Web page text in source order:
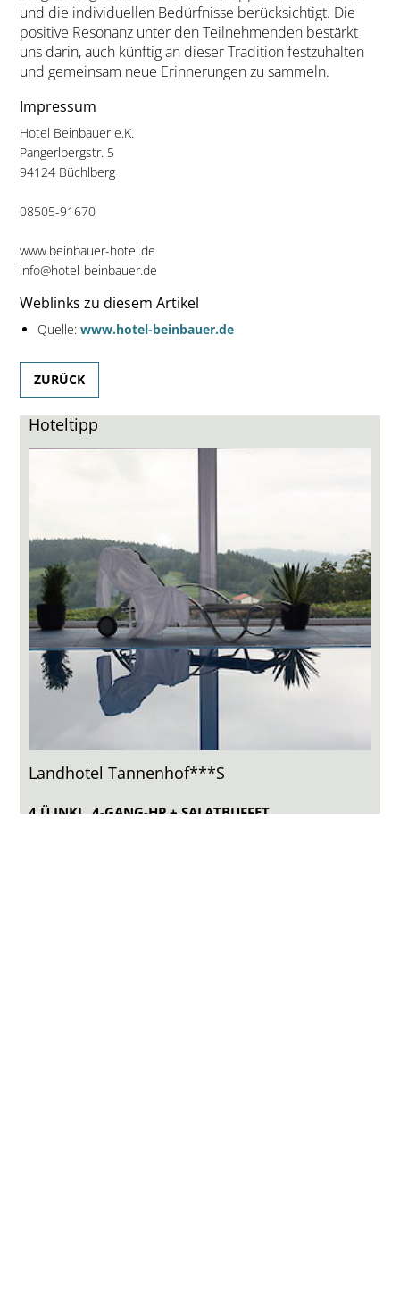
und die individuellen Bedürfnisse berücksichtigt. Die
positive Resonanz unter den Teilnehmenden bestärkt
uns darin, auch künftig an dieser Tradition festzuhalten
und gemeinsam neue Erinnerungen zu sammeln.
Impressum
Hotel Beinbauer e.K.
Pangerlbergstr. 5
94124 Büchlberg
08505-91670
www.beinbauer-hotel.de
info@hotel-beinbauer.de
Weblinks zu diesem Artikel
Quelle: www.hotel-beinbauer.de
ZURÜCK
Hoteltipp
Landhotel Tannenhof***S
4 Ü INKL. 4-GANG-HP + SALATBUFFET,